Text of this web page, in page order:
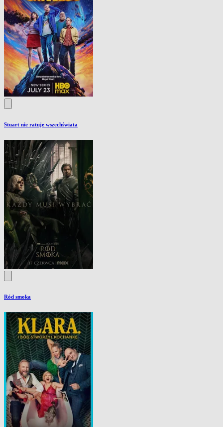
Stuart nie ratuje wszechświata
Ród smoka